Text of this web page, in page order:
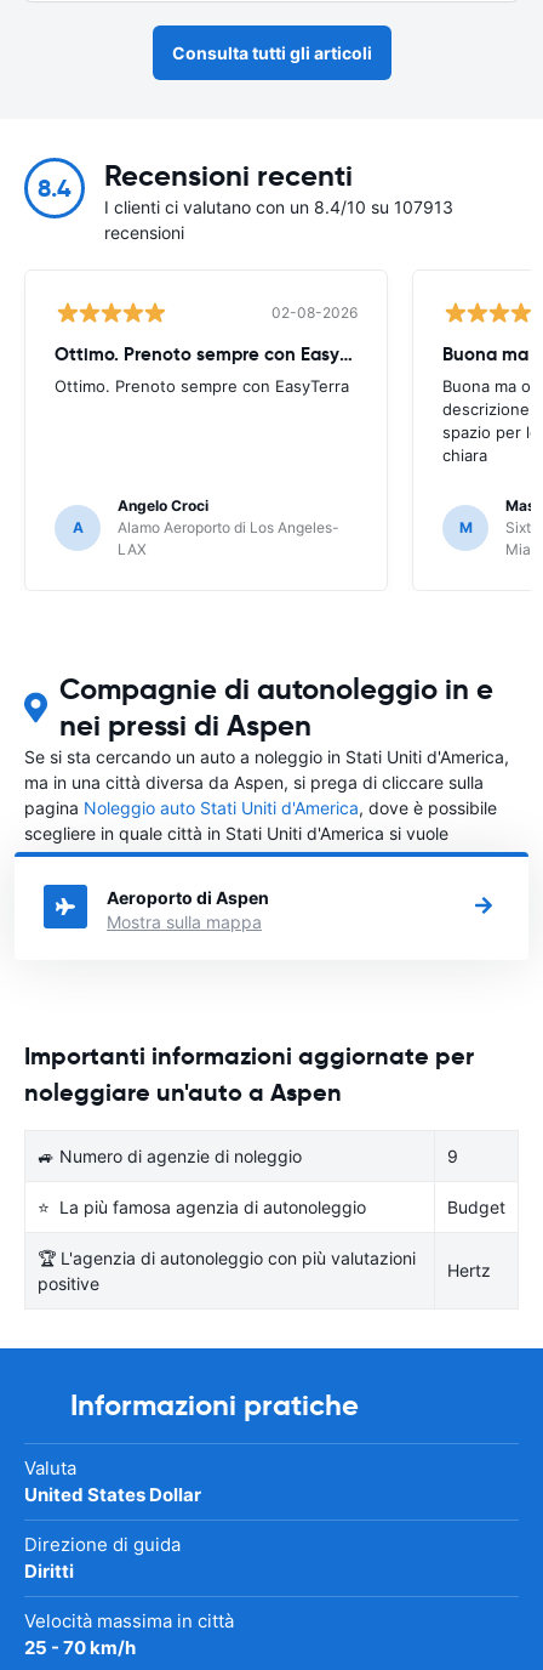
Consulta tutti gli articoli
8.4 Recensioni recenti
I clienti ci valutano con un 8.4/10 su 107913
recensioni
02-08-2026
Ottimo. Prenoto sempre con EasyTerra
Ottimo. Prenoto sempre con EasyTerra
A
Angelo Croci
Alamo Aeroporto di Los Angeles-
LAX
Buona ma
Buona ma
descrizione
spazio per
chiara
M
Sixt
Compagnie di autonoleggio in e
nei pressi di Aspen
Se si sta cercando un auto a noleggio in Stati Uniti d'America,
ma in una città diversa da Aspen, si prega di cliccare sulla
pagina Noleggio auto Stati Uniti d'America, dove è possibile
scegliere in quale città in Stati Uniti d'America si vuole
noleggiare l'auto.
Aeroporto di Aspen
Mostra sulla mappa
Importanti informazioni aggiornate per
noleggiare un'auto a Aspen
🚙 Numero di agenzie di noleggio 9
⭐ La più famosa agenzia di autonoleggio Budget
🏆 L'agenzia di autonoleggio con più valutazioni
positive
Hertz
Informazioni pratiche
Valuta
United States Dollar
Direzione di guida
Diritti
Velocità massima in città
25 - 70 km/h